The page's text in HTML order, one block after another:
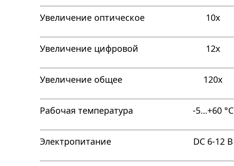
Увеличение оптическое 10х
Увеличение цифровой 12х
Увеличение общее 120х
Рабочая температура -5…+60 °С
Электропитание DC 6-12 В